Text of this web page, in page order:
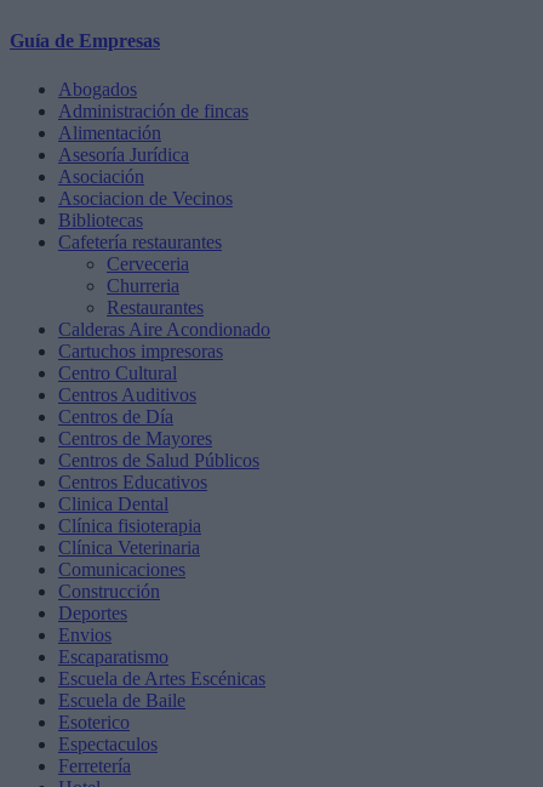
Guía de Empresas
Abogados
Administración de fincas
Alimentación
Asesoría Jurídica
Asociación
Asociacion de Vecinos
Bibliotecas
Cafetería restaurantes
Cerveceria
Churreria
Restaurantes
Calderas Aire Acondionado
Cartuchos impresoras
Centro Cultural
Centros Auditivos
Centros de Día
Centros de Mayores
Centros de Salud Públicos
Centros Educativos
Clinica Dental
Clínica fisioterapia
Clínica Veterinaria
Comunicaciones
Construcción
Deportes
Envios
Escaparatismo
Escuela de Artes Escénicas
Escuela de Baile
Esoterico
Espectaculos
Ferretería